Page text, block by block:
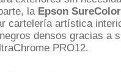
la Epson
cartelería artística
densos gracias a
PRO12.